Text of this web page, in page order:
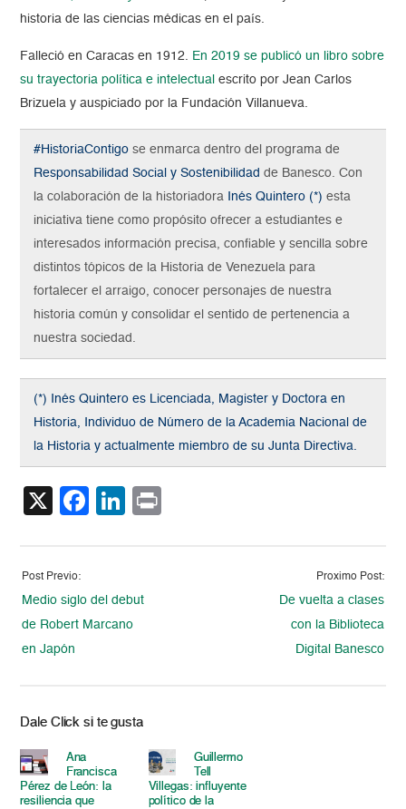
historia de las ciencias médicas en el país.
Falleció en Caracas en 1912. En 2019 se publicó un libro sobre
su trayectoria política e intelectual escrito por Jean Carlos
Brizuela y auspiciado por la Fundación Villanueva.
#HistoriaContigo se enmarca dentro del programa de
Responsabilidad Social y Sostenibilidad de Banesco. Con
la colaboración de la historiadora
Inés Quintero (*) esta
iniciativa tiene como propósito ofrecer a estudiantes e
interesados información precisa, confiable y sencilla sobre
distintos tópicos de la Historia de Venezuela para
fortalecer el arraigo, conocer personajes de nuestra
historia común y consolidar el sentido de pertenencia a
nuestra sociedad.
(*) Inés Quintero es Licenciada, Magister y Doctora en
Historia, Individuo de Número de la Academia Nacional de
la Historia y actualmente miembro de su Junta Directiva.
X Facebook
LinkedIn
Post Previo:
Medio siglo del debut
de Robert Marcano
en Japón
Proximo Post:
De vuelta a clases
con la Biblioteca
Digital Banesco
Dale Click si te gusta
Ana
Francisca
Pérez de León: la
resiliencia que
Guillermo
Tell
Villegas: influyente
político de la